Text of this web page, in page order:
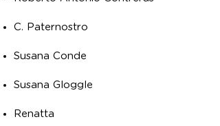
C. Paternostro
Susana Conde
Susana Gloggle
Renatta